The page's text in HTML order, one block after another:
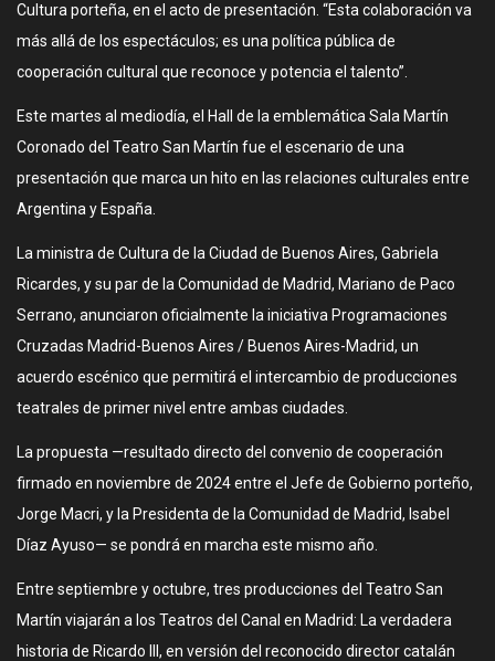
Cultura porteña, en el acto de presentación. “Esta colaboración va
más allá de los espectáculos; es una política pública de
cooperación cultural que reconoce y potencia el talento”.
Este martes al mediodía, el Hall de la emblemática Sala Martín
Coronado del Teatro San Martín fue el escenario de una
presentación que marca un hito en las relaciones culturales entre
Argentina y España.
La ministra de Cultura de la Ciudad de Buenos Aires, Gabriela
Ricardes, y su par de la Comunidad de Madrid, Mariano de Paco
Serrano, anunciaron oficialmente la iniciativa Programaciones
Cruzadas Madrid-Buenos Aires / Buenos Aires-Madrid, un
acuerdo escénico que permitirá el intercambio de producciones
teatrales de primer nivel entre ambas ciudades.
La propuesta —resultado directo del convenio de cooperación
firmado en noviembre de 2024 entre el Jefe de Gobierno porteño,
Jorge Macri, y la Presidenta de la Comunidad de Madrid, Isabel
Díaz Ayuso— se pondrá en marcha este mismo año.
Entre septiembre y octubre, tres producciones del Teatro San
Martín viajarán a los Teatros del Canal en Madrid: La verdadera
historia de Ricardo III, en versión del reconocido director catalán